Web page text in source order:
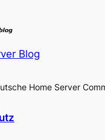
Blog
Home Server